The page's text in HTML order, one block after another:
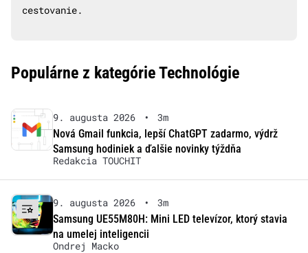
cestovanie.
Populárne z kategórie Technológie
9. augusta 2026 •
3m
Nová Gmail funkcia, lepší ChatGPT zadarmo, výdrž
Samsung hodiniek a ďalšie novinky týždňa
Redakcia TOUCHIT
9. augusta 2026 •
3m
Samsung UE55M80H: Mini LED televízor, ktorý stavia
na umelej inteligencii
Ondrej Macko